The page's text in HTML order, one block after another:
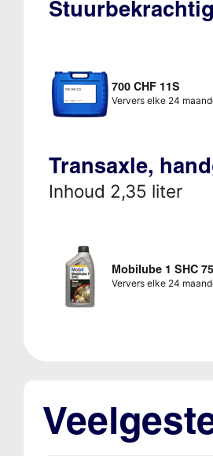
700 CHF 11S
Ververs elke 24
Transaxle,
Inhoud 2,35 liter
Mobilube 1 SHC
Ververs elke 24